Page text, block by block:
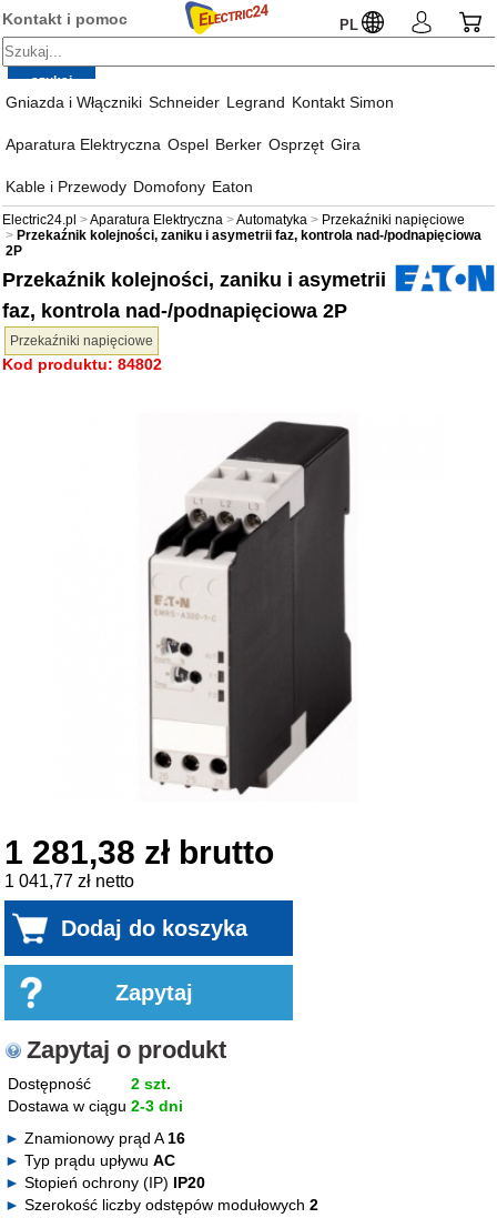
Kontakt i pomoc PL
Gniazda i Włączniki Schneider Legrand Kontakt Simon
Aparatura Elektryczna Ospel Berker Osprzęt Gira
Kable i Przewody Domofony Eaton
Electric24.pl Aparatura Elektryczna Automatyka
Przekaźniki napięciowe
Przekaźnik kolejności, zaniku i asymetrii faz, kontrola nad-/podnapięciowa
2P
Przekaźnik kolejności, zaniku i asymetrii
faz, kontrola nad-/podnapięciowa 2P
Przekaźniki napięciowe
Kod produktu: 84802
1 281,38 zł brutto
1 041,77 zł netto
Zapytaj o produkt
Dostępność
2 szt.
Dostawa w ciągu 2-3 dni
Znamionowy prąd A 16
Typ prądu upływuAC
Stopień ochrony (IP) IP20
Szerokość liczby odstępów modułowych2